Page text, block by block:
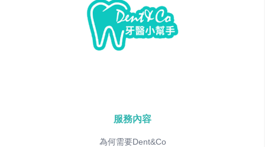
服務內容
為何需要Dent&Co